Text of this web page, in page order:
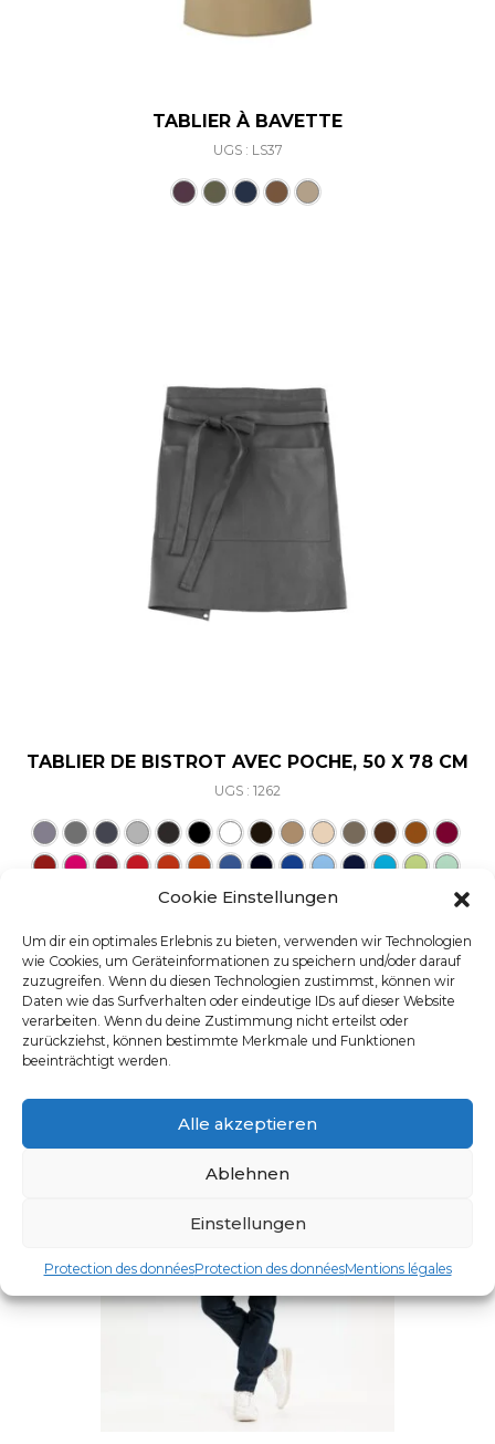
Cookie Einstellungen
Um dir ein optimales Erlebnis zu bieten, verwenden wir Technologien
wie Cookies, um Geräteinformationen zu speichern und/oder darauf
zuzugreifen. Wenn du diesen Technologien zustimmst, können wir
Daten wie das Surfverhalten oder eindeutige IDs auf dieser Website
verarbeiten. Wenn du deine Zustimmung nicht erteilst oder
zurückziehst, können bestimmte Merkmale und Funktionen
beeinträchtigt werden.
Alle akzeptieren
Ablehnen
Einstellungen
Protection des donnéesProtection des donnéesMentions légales
TABLIER À BAVETTE
UGS : LS37
TABLIER DE BISTROT AVEC POCHE, 50 X 78 CM
UGS : 1262